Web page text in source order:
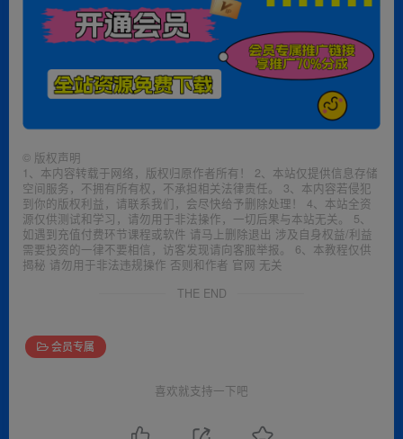
© 版权声明
1、本内容转载于网络，版权归原作者所有！ 2、本站仅提供信息存储
空间服务，不拥有所有权，不承担相关法律责任。 3、本内容若侵犯
到你的版权利益，请联系我们，会尽快给予删除处理！ 4、本站全资
源仅供测试和学习，请勿用于非法操作，一切后果与本站无关。 5、
如遇到充值付费环节课程或软件 请马上删除退出 涉及自身权益/利益
需要投资的一律不要相信，访客发现请向客服举报。 6、本教程仅供
揭秘 请勿用于非法违规操作 否则和作者 官网 无关
THE END
会员专属
喜欢就支持一下吧